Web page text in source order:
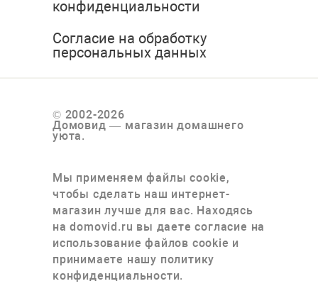
конфиденциальности
Согласие на обработку
персональных данных
© 2002-2026
Домовид — магазин домашнего
уюта.
Мы применяем файлы cookie,
чтобы сделать наш интернет-
магазин лучше для вас. Находясь
на domovid.ru вы даете согласие на
использование файлов cookie и
принимаете нашу политику
конфиденциальности.